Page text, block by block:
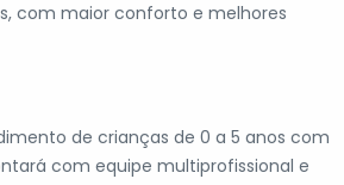
com maior conforto e melhores
de crianças de 0 a 5 anos com
com equipe multiprofissional e